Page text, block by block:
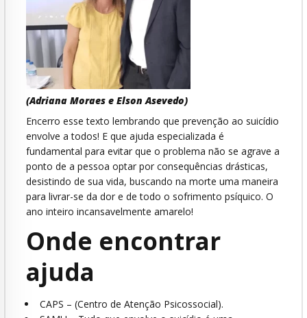
(Adriana Moraes e Elson Asevedo)
Encerro esse texto lembrando que prevenção ao suicídio
envolve a todos! E que ajuda especializada é
fundamental para evitar que o problema não se agrave a
ponto de a pessoa optar por consequências drásticas,
desistindo de sua vida, buscando na morte uma maneira
para livrar-se da dor e de todo o sofrimento psíquico. O
ano inteiro incansavelmente amarelo!
Onde encontrar
ajuda
CAPS – (Centro de Atenção Psicossocial).